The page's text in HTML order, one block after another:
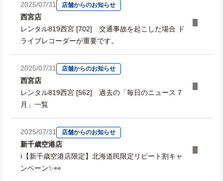
2025/07/31 店舗からのお知らせ
西宮店
レンタル819西宮 [702] 交通事故を起こした場合 ド
ライブレコーダーが重要です。
2025/07/31 店舗からのお知らせ
西宮店
レンタル819西宮 [562] 過去の「毎日のニュース 7
月」一覧
2025/07/31 店舗からのお知らせ
新千歳空港店
ℹ️【新千歳空港店限定】北海道民限定リピート割キャ
ンペーン✨👀